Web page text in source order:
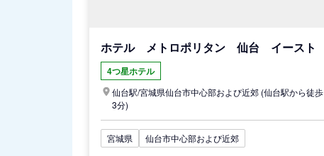
ホテル メトロポリタン 仙台 イースト
4つ星ホテル
仙台駅/宮城県仙台市中心部および近郊 (仙台駅から徒歩
3分)
宮城県 仙台市中心部および近郊